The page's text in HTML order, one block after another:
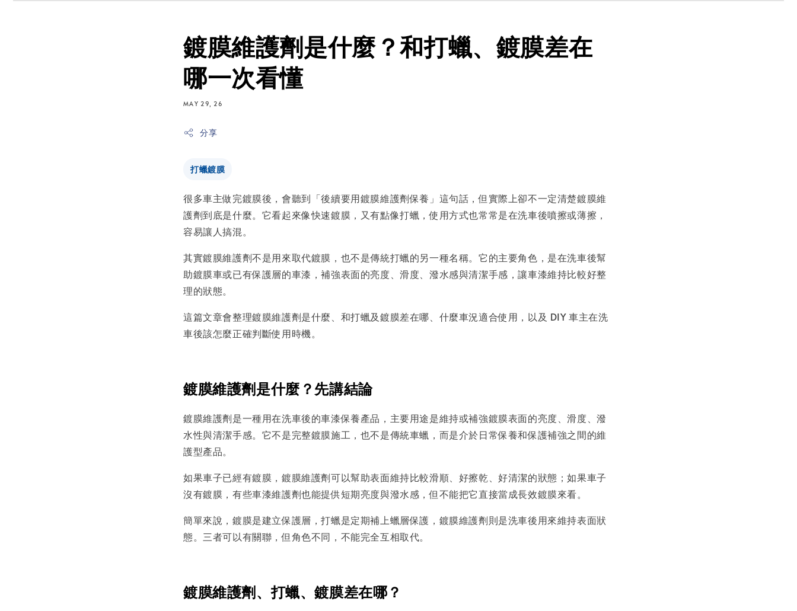
鍍膜維護劑是什麼？和打蠟、鍍膜差在
哪一次看懂
MAY 29, 26
分享
打蠟鍍膜
很多車主做完鍍膜後，會聽到「後續要用鍍膜維護劑保養」這句話，但實際上卻不一定清楚鍍膜維
護劑到底是什麼。它看起來像快速鍍膜，又有點像打蠟，使用方式也常常是在洗車後噴擦或薄擦，
容易讓人搞混。
其實鍍膜維護劑不是用來取代鍍膜，也不是傳統打蠟的另一種名稱。它的主要角色，是在洗車後幫
助鍍膜車或已有保護層的車漆，補強表面的亮度、滑度、潑水感與清潔手感，讓車漆維持比較好整
理的狀態。
這篇文章會整理鍍膜維護劑是什麼、和打蠟及鍍膜差在哪、什麼車況適合使用，以及 DIY 車主在洗
車後該怎麼正確判斷使用時機。
鍍膜維護劑是什麼？先講結論
鍍膜維護劑是一種用在洗車後的車漆保養產品，主要用途是維持或補強鍍膜表面的亮度、滑度、潑
水性與清潔手感。它不是完整鍍膜施工，也不是傳統車蠟，而是介於日常保養和保護補強之間的維
護型產品。
如果車子已經有鍍膜，鍍膜維護劑可以幫助表面維持比較滑順、好擦乾、好清潔的狀態；如果車子
沒有鍍膜，有些車漆維護劑也能提供短期亮度與潑水感，但不能把它直接當成長效鍍膜來看。
簡單來說，鍍膜是建立保護層，打蠟是定期補上蠟層保護，鍍膜維護劑則是洗車後用來維持表面狀
態。三者可以有關聯，但角色不同，不能完全互相取代。
鍍膜維護劑、打蠟、鍍膜差在哪？